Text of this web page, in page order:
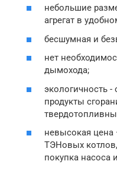
небольшие
агрегат в
бесшумная и
нет
дымохода;
экологичность ­­-
продукты
невысокая цена
ТЭНовых
покупка насоса